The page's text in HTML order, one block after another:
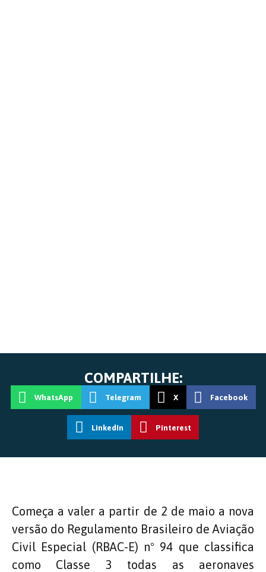
COMPARTILHE:
WhatsApp Telegram X Facebook
LinkedIn Pinterest
Começa a valer a partir de 2 de maio a nova
versão do Regulamento Brasileiro de Aviação
Civil Especial (RBAC-E) nº 94 que classifica
como Classe 3 todas as aeronaves